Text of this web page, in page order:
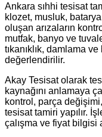
Ankara sıhhi tesisat
klozet, musluk,
oluşan arızaların
mutfak, banyo ve
tıkanıklık, damlama
değerlendirilir.
Akay Tesisat olarak
kaynağını anlamaya
kontrol, parça
tesisat tamiri yapılır.
çalışma ve fiyat bilgisi